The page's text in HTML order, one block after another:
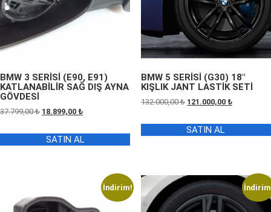
BMW 3 SERİSİ (E90, E91)
KATLANABİLİR SAĞ DIŞ AYNA
GÖVDESİ
37.799,00₺ Orijinal
37.799,00 ₺.
18.899,00 ₺Şu
fiyat:
18.899,00 ₺.
SATIN AL
BMW 5 SERİSİ (G30) 18″
KIŞLIK JANT LASTİK SETİ
132.000,00₺ Orijinal
132.000,00 ₺.
121.000,00 ₺Şu
fiyat:
121.000,00
SATIN AL
İndirim!